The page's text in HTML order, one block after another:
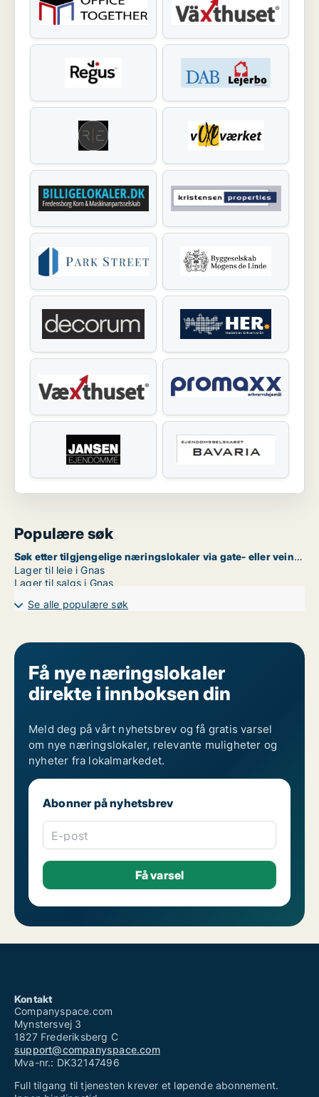
Populære søk
Søk etter tilgjengelige næringslokaler via gate- eller veinavn i Gnas
Lager til leie i Gnas
Lager til salgs i Gnas
Se alle populære søk
Få nye næringslokaler
direkte i innboksen din
Meld deg på vårt nyhetsbrev og få gratis varsel
om nye næringslokaler, relevante muligheter og
nyheter fra lokalmarkedet.
Abonner på nyhetsbrev
E-post
Kontakt
Companyspace.com
Mynstersvej 3
1827 Frederiksberg C
support@companyspace.com
Mva-nr.: DK32147496
Full tilgang til tjenesten krever et løpende abonnement.